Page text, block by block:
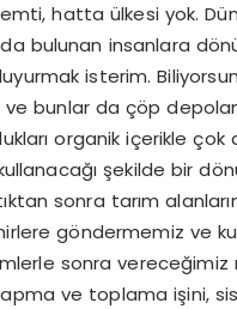
hatta ülkesi yok.
bulunan insanlara
isterim.
ve bunlar da çöp
organik içerikle
şekilde bir
sonra tarım
göndermemiz ve
sonra vereceğimiz
ve toplama işini,